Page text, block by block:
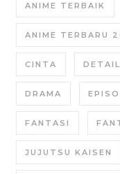
ANIME TERBAIK
ANIME TERBARU
CINTA
DRAMA
FANTASI
JUJUTSU KAISEN